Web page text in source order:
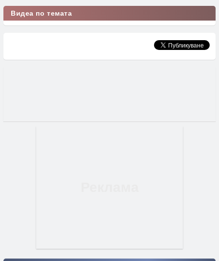
Видеа по темата